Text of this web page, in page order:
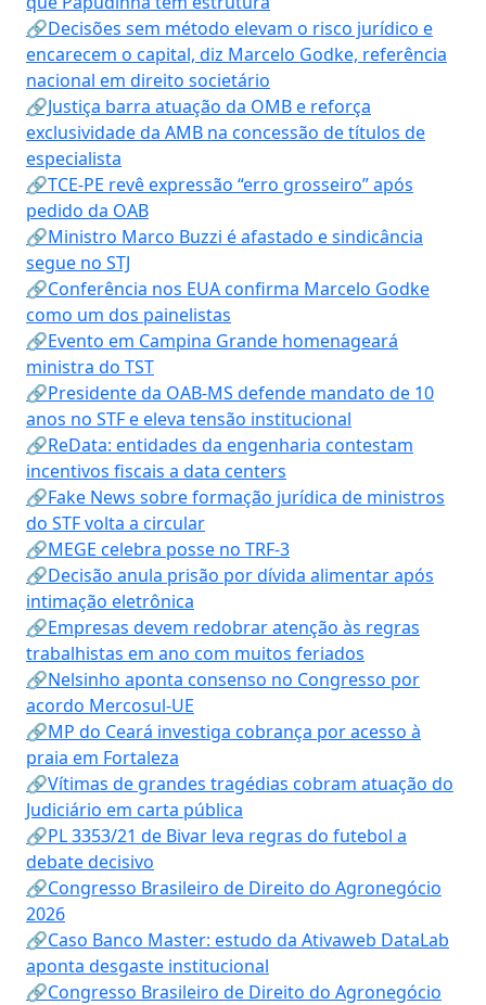
🔗Decisões sem método elevam o risco jurídico e
encarecem o capital, diz Marcelo Godke, referência
nacional em direito societário
🔗Justiça barra atuação da OMB e reforça
exclusividade da AMB na concessão de títulos de
especialista
🔗TCE-PE revê expressão “erro grosseiro” após
pedido da OAB
🔗Ministro Marco Buzzi é afastado e sindicância
segue no STJ
🔗Conferência nos EUA confirma Marcelo Godke
como um dos painelistas
🔗Evento em Campina Grande homenageará
ministra do TST
🔗Presidente da OAB-MS defende mandato de 10
anos no STF e eleva tensão institucional
🔗ReData: entidades da engenharia contestam
incentivos fiscais a data centers
🔗Fake News sobre formação jurídica de ministros
do STF volta a circular
🔗MEGE celebra posse no TRF-3
🔗Decisão anula prisão por dívida alimentar após
intimação eletrônica
🔗Empresas devem redobrar atenção às regras
trabalhistas em ano com muitos feriados
🔗Nelsinho aponta consenso no Congresso por
acordo Mercosul-UE
🔗MP do Ceará investiga cobrança por acesso à
praia em Fortaleza
🔗Vítimas de grandes tragédias cobram atuação do
Judiciário em carta pública
🔗PL 3353/21 de Bivar leva regras do futebol a
debate decisivo
🔗Congresso Brasileiro de Direito do Agronegócio
2026
🔗Caso Banco Master: estudo da Ativaweb DataLab
aponta desgaste institucional
🔗Congresso Brasileiro de Direito do Agronegócio